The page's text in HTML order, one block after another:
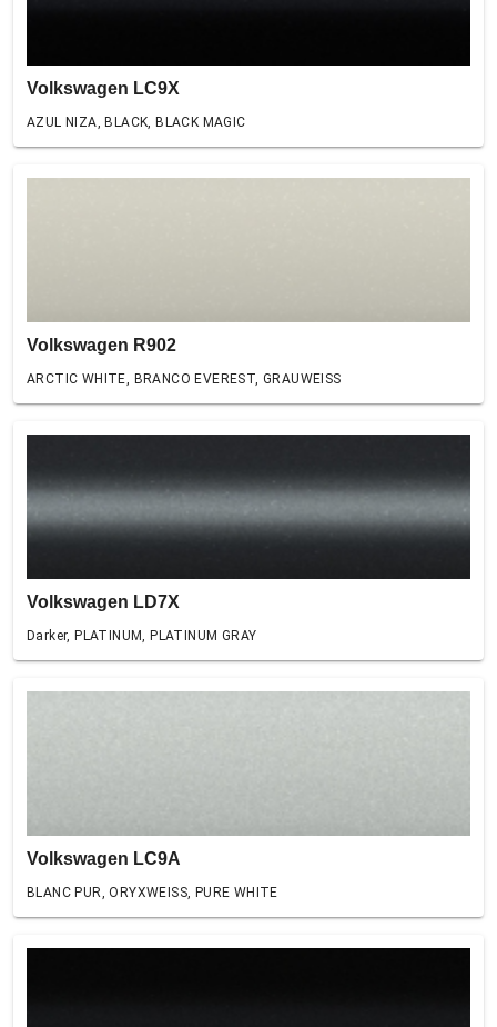
Volkswagen LC9X
AZUL NIZA, BLACK, BLACK MAGIC
Volkswagen R902
ARCTIC WHITE, BRANCO EVEREST, GRAUWEISS
Volkswagen LD7X
Darker, PLATINUM, PLATINUM GRAY
Volkswagen LC9A
BLANC PUR, ORYXWEISS, PURE WHITE